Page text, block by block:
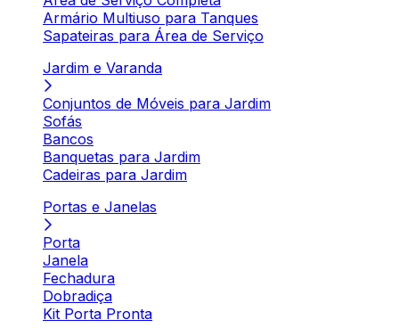
Armário Multiuso para Tanques
Sapateiras para Área de Serviço
Jardim e Varanda
Conjuntos de Móveis para Jardim
Sofás
Bancos
Banquetas para Jardim
Cadeiras para Jardim
Portas e Janelas
Porta
Janela
Fechadura
Dobradiça
Kit Porta Pronta